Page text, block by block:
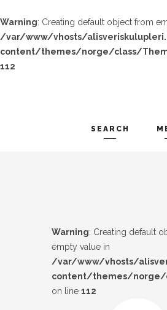
Warning: Creating default object from
/var/www/vhosts/
content/themes/norge/class/
112
SEARCH
Warning: Creating default
empty value in
/var/www/vhosts/
content/themes/norge/
on line 112